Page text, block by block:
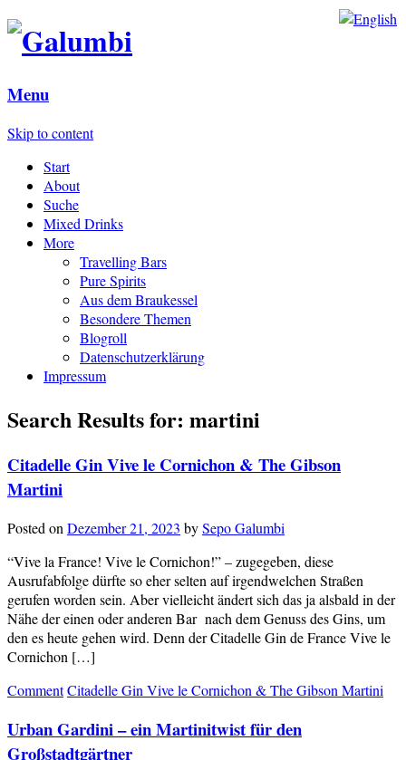
Menu
Skip to content
Start
About
Suche
Mixed Drinks
More
Travelling Bars
Pure Spirits
Aus dem Braukessel
Besondere Themen
Blogroll
Datenschutzerklärung
Impressum
Search Results for: martini
Citadelle Gin Vive le Cornichon & The Gibson
Martini
Posted on Dezember 21, 2023 bySepo Galumbi
“Vive la France! Vive le Cornichon!” – zugegeben, diese
Ausrufabfolge dürfte so eher selten auf irgendwelchen Straßen
gerufen worden sein. Aber vielleicht ändert sich das ja alsbald in der
Nähe der einen oder anderen Bar nach dem Genuss des Gins, um
den es heute gehen wird. Denn der Citadelle Gin de France Vive le
Cornichon […]
CommentCitadelle Gin Vive le Cornichon & The Gibson Martini
Urban Gardini – ein Martinitwist für den
Großstadtgärtner